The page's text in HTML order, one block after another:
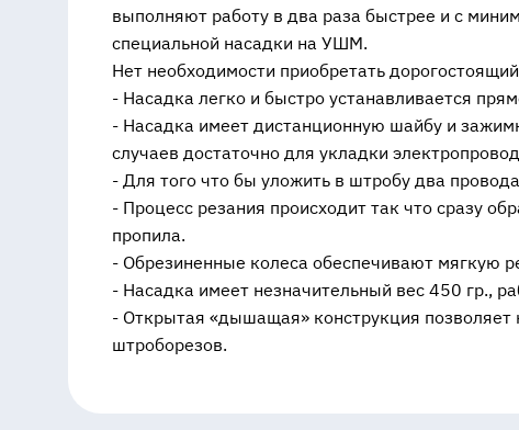
выполняют работу в два раза быстрее и с
специальной насадки на УШМ.
Нет необходимости приобретать
- Насадка легко и быстро устанавливается
- Насадка имеет дистанционную шайбу и
случаев достаточно для укладки
- Для того что бы уложить в штробу два
- Процесс резания происходит так что сразу
пропила.
- Обрезиненные колеса обеспечивают мягкую
- Насадка имеет незначительный вес 450 гр.,
- Открытая «дышащая» конструкция
штроборезов.